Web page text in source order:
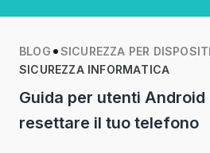
BLOG
SICUREZZA PER
SICUREZZA INFORMATICA
Guida per utenti Android
resettare il tuo telefono